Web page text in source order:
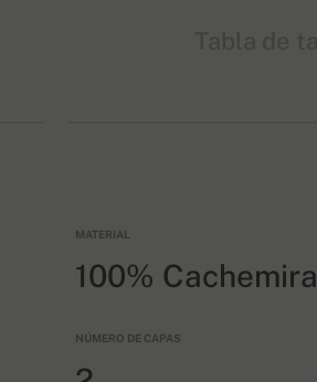
MATERIAL
100% Cachemira
NÚMERO DE CAPAS